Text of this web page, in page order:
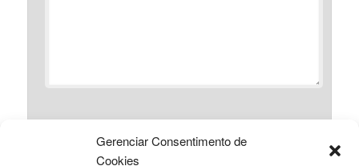
Gerenciar Consentimento de
Cookies
*